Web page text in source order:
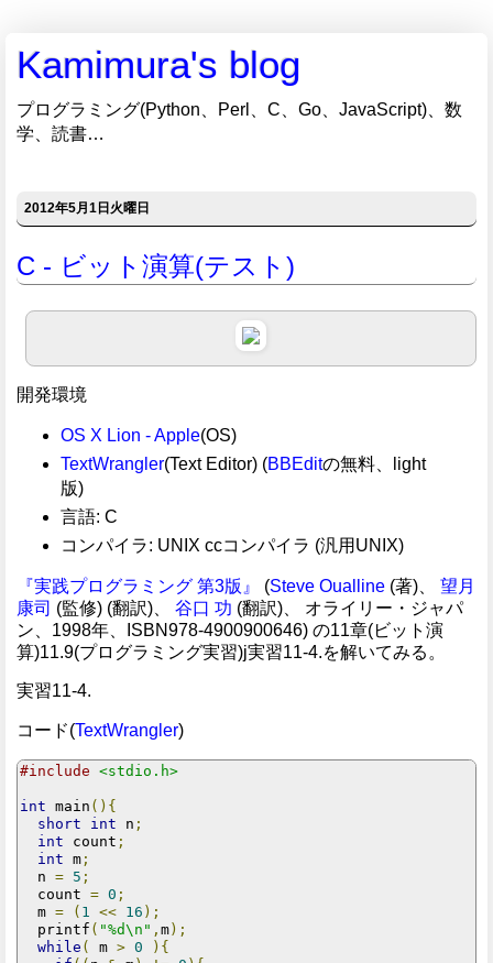
Kamimura's blog
プログラミング(Python、Perl、C、Go、JavaScript)、数
学、読書…
2012年5月1日火曜日
C - ビット演算(テスト)
開発環境
OS X Lion - Apple(OS)
TextWrangler(Text Editor) (BBEditの無料、light
版)
言語: C
コンパイラ: UNIX ccコンパイラ (汎用UNIX)
『実践プログラミング 第3版』 (Steve Oualline (著)、 望月
康司 (監修) (翻訳)、 谷口 功 (翻訳)、 オライリー・ジャパ
ン、1998年、ISBN978-4900900646) の11章(ビット演
算)11.9(プログラミング実習)j実習11-4.を解いてみる。
実習11-4.
コード(TextWrangler)
#include <stdio.h>
int main (){
short
int n ;
int count ;
int m ;
  n
= 5 ;
  count
= 0 ;
  m
= ( 1 << 16 );
  printf
( "%d\n" , m);
while ( m > 0
){